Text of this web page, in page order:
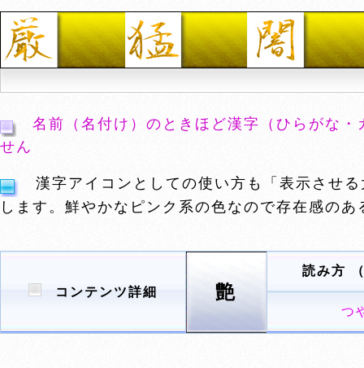
名前（名付け）のときほど漢字（ひらがな
せん
漢字アイコンとしての使い方も「表示させ
します。鮮やかなピンク系の色なので存在感の
コンテンツ詳細 艶
読み方
つ